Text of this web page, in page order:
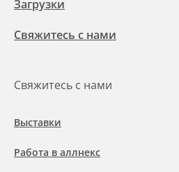
Загрузки
Свяжитесь с нами
Свяжитесь с нами
Выставки
Работа в аллнекс